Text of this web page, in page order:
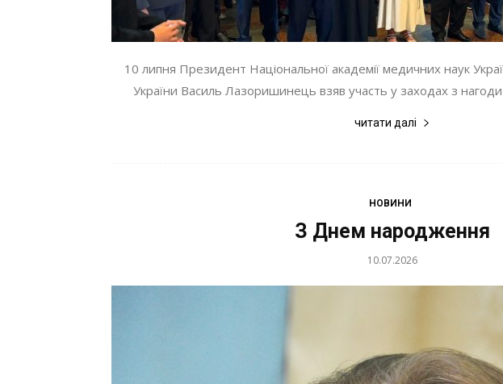
10 липня Президент Національної академії медичних наук
України Василь Лазоришинець взяв участь у заходах з
читати далі
НОВИНИ
З Днем народження
10.07.2026